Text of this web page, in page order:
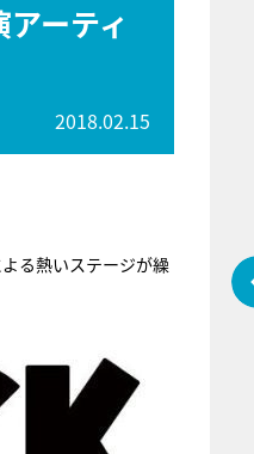
ーティ
2018.02.15
る熱いステージが繰
羅＆佐々木舞香SPインタ